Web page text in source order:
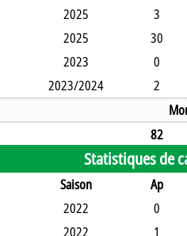
2025 3
2025 30
2023 0
2023/2024 2
82
Statistiques de
Saison Ap
2022 0
2022 1